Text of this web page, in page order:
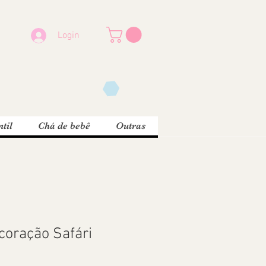
Login
Chá de bebê Outras
Safári